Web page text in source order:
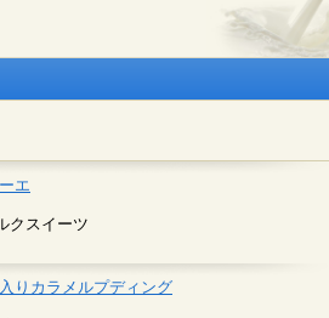
エ
クスイーツ
りカラメルプディング